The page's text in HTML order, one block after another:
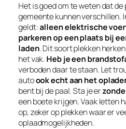
Het is goed om te weten dat
gemeente kunnen verschillen.
geldt:alleen elektrische
parkeren op een plaats bij
laden. Dit soort plekken
het vak. Heb je een
verboden daar te staan. Let
autoook echt aan het
bent bij de paal. Sta je er
een boete krijgen. Vaak letten
op, zeker op plekken waar er
oplaadmogelijkheden.